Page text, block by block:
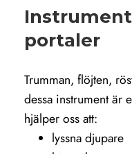
portaler
Trumman, flöjten,
dessa instrument är
hjälper oss att:
lyssna djupare